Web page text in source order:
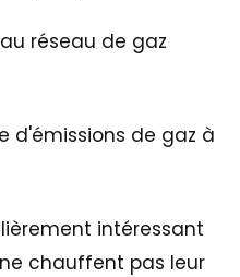
réseau de gaz
d'émissions de gaz à
intéressant
chauffent pas leur